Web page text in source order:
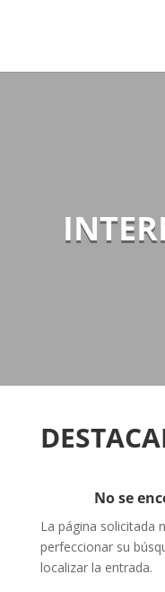
No se
La página solicitada
perfeccionar su
localizar la entrada.